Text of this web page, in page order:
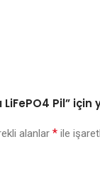
LiFePO4 Pil”
alanlar * ile